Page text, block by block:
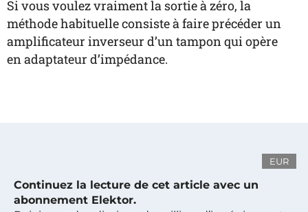
Si vous voulez vraiment la sortie à zéro, la
méthode habituelle consiste à faire précéder un
amplificateur inverseur d’un tampon qui opère
en adaptateur d’impédance.
EUR
Continuez la lecture de cet article avec un
abonnement Elektor.